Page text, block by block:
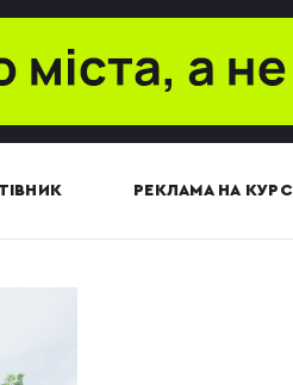
РЕКЛАМА НА КУРСІ